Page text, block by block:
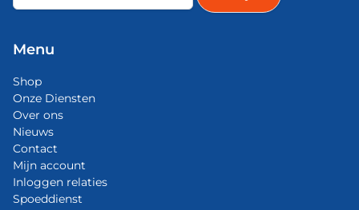
Menu
Shop
Onze Diensten
Over ons
Nieuws
Contact
Mijn account
Inloggen relaties
Spoeddienst